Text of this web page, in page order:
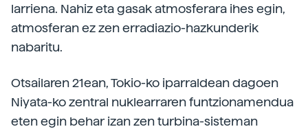
larriena. Nahiz eta gasak atmosferara ihes egin,
atmosferan ez zen erradiazio-hazkunderik
nabaritu.
Otsailaren 21ean, Tokio-ko iparraldean dagoen
Niyata-ko zentral nuklearraren funtzionamendua
eten egin behar izan zen turbina-sisteman